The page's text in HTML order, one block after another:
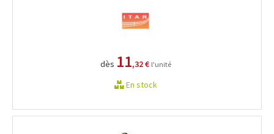
dès 11,32 € l'unité
En stock